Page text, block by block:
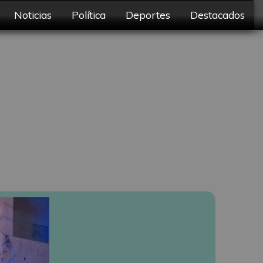
Noticias Política Deportes Destacados